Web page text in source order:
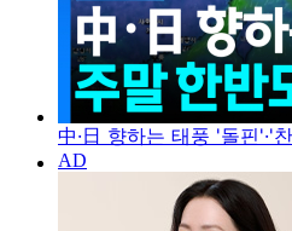
中·日 향하는 태풍 '돌핀'·'